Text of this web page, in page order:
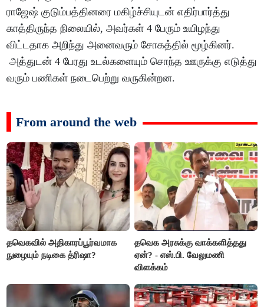
ராஜேஷ் குடும்பத்தினரை மகிழ்ச்சியுடன் எதிர்பார்த்து
காத்திருந்த நிலையில், அவர்கள் 4 பேரும் உயிழந்து
விட்டதாக அறிந்து அனைவரும் சோகத்தில் மூழ்கினர்.
அத்துடன் 4 பேரது உடல்களையும் சொந்த ஊருக்கு எடுத்து
வரும் பணிகள் நடைபெற்று வருகின்றன.
From around the web
தவெகவில் அதிகாரப்பூர்வமாக
நுழையும் நடிகை த்ரிஷா?
தவெக அரசுக்கு வாக்களித்தது
ஏன்? - எஸ்.பி. வேலுமணி
விளக்கம்